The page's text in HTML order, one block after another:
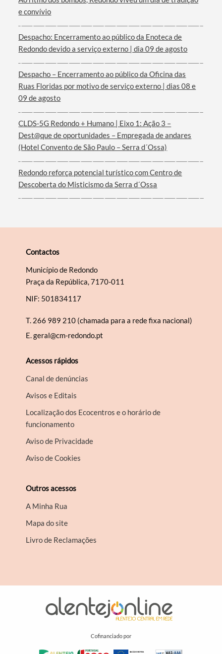
Termo de Pesquisa
Filtros
e convívio
Despacho: Encerramento ao público da Enoteca de
Redondo devido a serviço externo | dia 09 de agosto
Despacho – Encerramento ao público da Oficina das
Ruas Floridas por motivo de serviço externo | dias 08 e
09 de agosto
CLDS-5G Redondo + Humano | Eixo 1: Ação 3 –
Dest@que de oportunidades – Empregada de andares
(Hotel Convento de São Paulo – Serra d´Ossa)
Redondo reforça potencial turístico com Centro de
Descoberta do Misticismo da Serra d´Ossa
Contactos
Município de Redondo
Praça da República, 7170-011
NIF: 501834117
T. 266 989 210 (chamada para a rede fixa nacional)
E.geral@cm-redondo.pt
Acessos rápidos
Canal de denúncias
Avisos e Editais
Localização dos Ecocentros e o horário de
funcionamento
Aviso de Privacidade
Aviso de Cookies
Outros acessos
A Minha Rua
Mapa do site
Livro de Reclamações
Cofinanciado por